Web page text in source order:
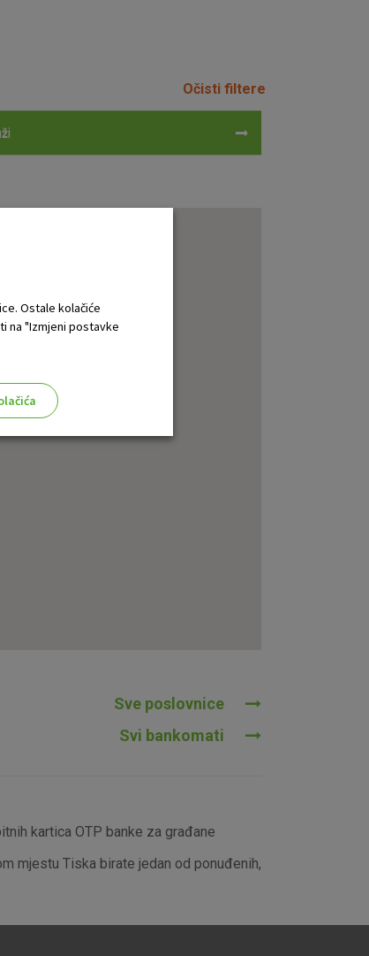
Očisti filtere
Sve poslovnice
Svi bankomati
kartica OTP banke za građane
mjestu Tiska birate jedan od ponuđenih,
Ostale kolačiće
na "Izmjeni postavke